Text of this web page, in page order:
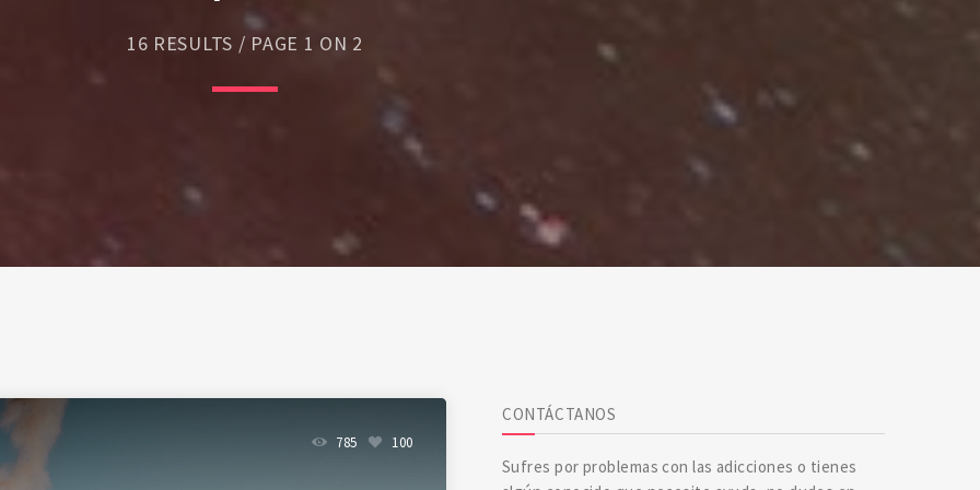
16 RESULTS / PAGE 1 ON 2
785 100
CONTÁCTANOS
Sufres por problemas con las adicciones o tienes